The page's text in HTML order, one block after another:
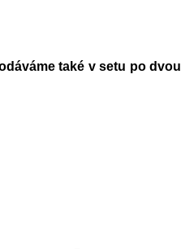
také v setu po dvou